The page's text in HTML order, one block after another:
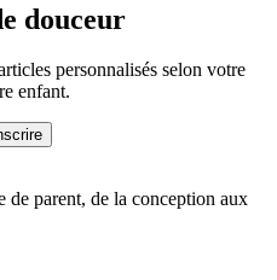
douceur
personnalisés selon votre
enfant.
parent, de la conception aux